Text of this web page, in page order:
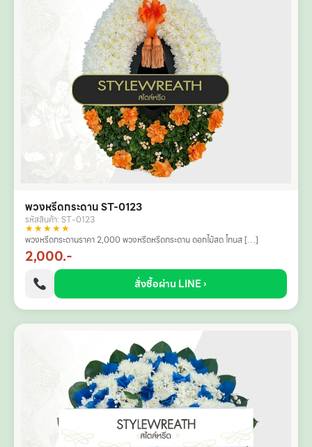
พวงหรีดกระดาน ST-0123
รหัสสินค้า: ST-0123
★★★★★
พวงหรีดกระดานราคา 2,000 พวงหรีดหรีดกระดาน ดอกไม้สด โทนส […]
2,000.-
สั่งซื้อผ่าน LINE ›